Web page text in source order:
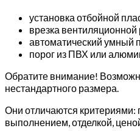
установка отбойной
врезка
автоматический умный
порог из ПВХ или
Обратите внимание!
нестандартного размера.
Они отличаются критериями:
выполнением, отделкой,